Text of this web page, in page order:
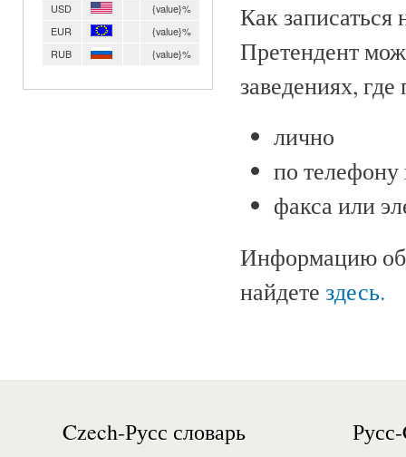
USD
{value}%
EUR
{value}%
RUB
{value}%
Как записаться
Претендент
заведениях,
лично
по
факса или
Информацию об
найдете здесь.
Czech-Русс словарь